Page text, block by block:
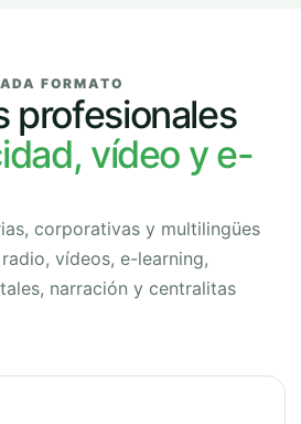
FORMATO
profesionales
vídeo y e-
corporativas y multilingües
vídeos, e-learning,
narración y centralitas